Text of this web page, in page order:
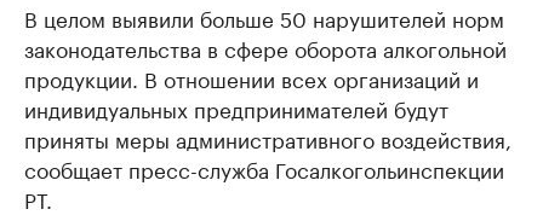
В целом выявили больше 50 нарушителей норм
законодательства в сфере оборота алкогольной
продукции. В отношении всех организаций и
индивидуальных предпринимателей будут
приняты меры административного воздействия,
сообщает пресс-служба Госалкогольинспекции
РТ.